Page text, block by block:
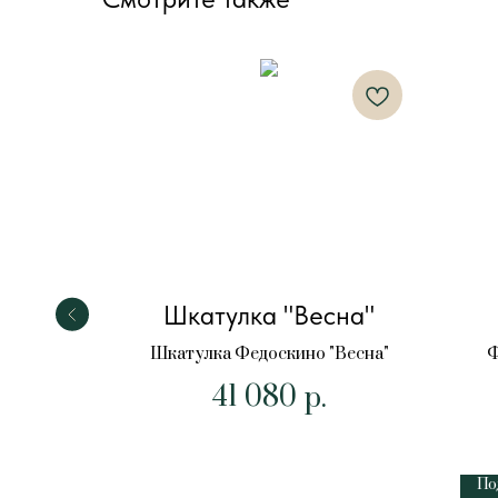
Шкатулка "Весна"
Шкатулка Федоскино "Весна"
41 080 р.